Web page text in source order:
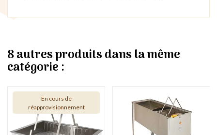
8 autres produits dans la même
catégorie :
En cours de
réapprovisionnement